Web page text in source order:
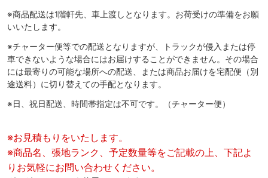
※商品配送は1階軒先、車上渡しとなります。お荷受けの準備をお願
いいたします。
※チャーター便等での配送となりますが、トラックが侵入または停
車できないような場合にはお届けすることができません。その場合
には最寄りの可能な場所への配送、または商品お届けを宅配便（別
途送料）に切り替えての手配となります。
※日、祝日配送、時間帯指定は不可です。（チャーター便）
※お見積もりをいたします。
※商品名、張地ランク、予定数量等をご記載の上、下記よ
りお気軽にお問い合わせください。